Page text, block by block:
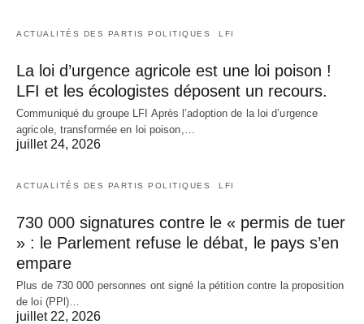
ACTUALITÉS DES PARTIS POLITIQUES LFI
La loi d’urgence agricole est une loi poison !
LFI et les écologistes déposent un recours.
Communiqué du groupe LFI Après l’adoption de la loi d’urgence
agricole, transformée en loi poison,…
juillet 24, 2026
ACTUALITÉS DES PARTIS POLITIQUES LFI
730 000 signatures contre le « permis de tuer
» : le Parlement refuse le débat, le pays s’en
empare
Plus de 730 000 personnes ont signé la pétition contre la proposition
de loi (PPl)…
juillet 22, 2026